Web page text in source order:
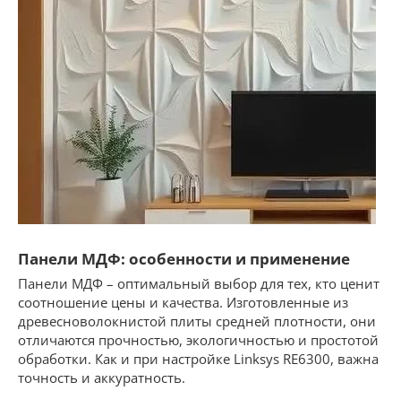
Панели МДФ: особенности и применение
Панели МДФ – оптимальный выбор для тех, кто ценит
соотношение цены и качества. Изготовленные из
древесноволокнистой плиты средней плотности, они
отличаются прочностью, экологичностью и простотой
обработки. Как и при настройке Linksys RE6300, важна
точность и аккуратность.